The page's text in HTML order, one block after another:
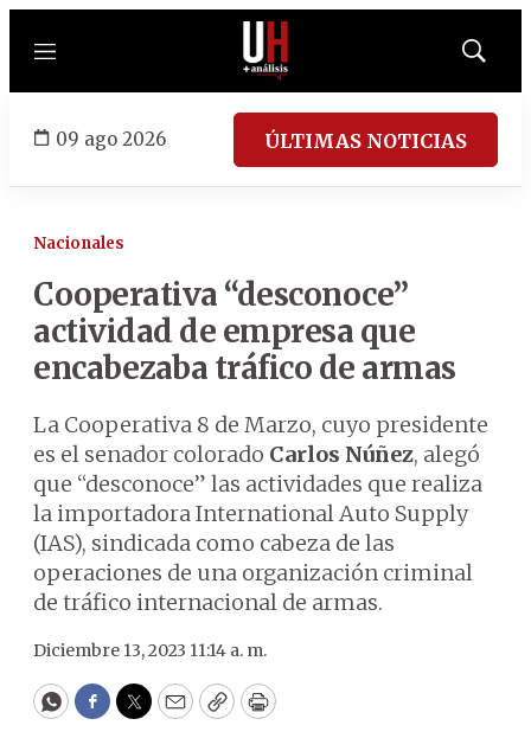
Menú
Mostrar
09 ago 2026 ÚLTIMAS NOTICIAS
Nacionales
Cooperativa “desconoce”
actividad de empresa que
encabezaba tráfico de armas
La Cooperativa 8 de Marzo, cuyo presidente
es el senador colorado Carlos Núñez, alegó
que “desconoce” las actividades que realiza
la importadora International Auto Supply
(IAS), sindicada como cabeza de las
operaciones de una organización criminal
de tráfico internacional de armas.
Diciembre 13, 2023 11:14 a. m.
WhatsApp
Facebook
Twitter
EmailCopyPrint